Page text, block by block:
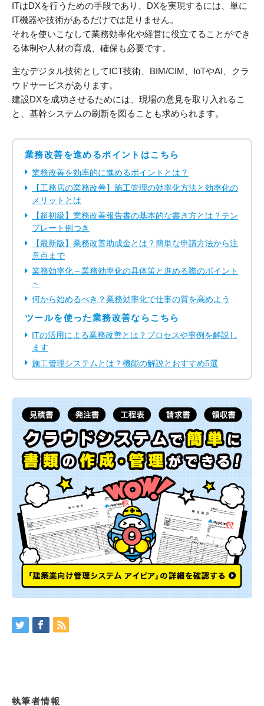
ITはDXを行うための手段であり、DXを実現するには、単に
IT機器や技術があるだけでは足りません。
それを使いこなして業務効率化や経営に役立てることができ
る体制や人材の育成、確保も必要です。
主なデジタル技術としてICT技術、BIM/CIM、IoTやAI、クラ
ウドサービスがあります。
建設DXを成功させるためには、現場の意見を取り入れるこ
と、基幹システムの刷新を図ることも求められます。
業務改善を進めるポイントはこちら
業務改善を効率的に進めるポイントとは？
【工務店の業務改善】施工管理の効率化方法と効率化の
メリットとは
【超初級】業務改善報告書の基本的な書き方とは？テン
プレート例つき
【最新版】業務改善助成金とは？簡単な申請方法から注
意点まで
業務効率化～業務効率化の具体策と進める際のポイント
～
何から始めるべき？業務効率化で仕事の質を高めよう
ツールを使った業務改善ならこちら
ITの活用による業務改善とは？プロセスや事例を解説し
ます
施工管理システムとは？機能の解説とおすすめ5選
執筆者情報